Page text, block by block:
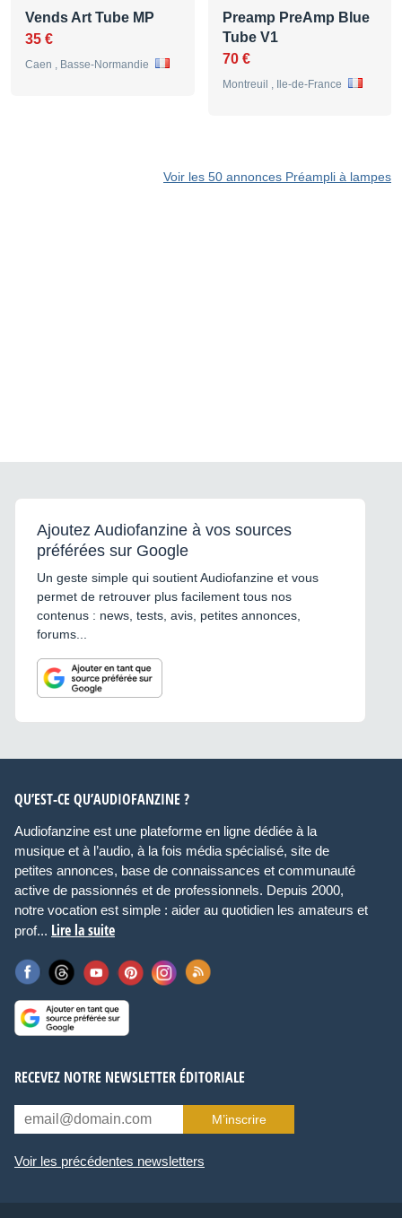
Vends Art Tube MP
35 €
Caen , Basse-Normandie
Preamp PreAmp Blue
Tube V1
70 €
Montreuil , Ile-de-France
Voir les 50 annonces Préampli à lampes
Ajoutez Audiofanzine à vos sources
préférées sur Google
Un geste simple qui soutient Audiofanzine et vous
permet de retrouver plus facilement tous nos
contenus : news, tests, avis, petites annonces,
forums...
QU’EST-CE QU’AUDIOFANZINE ?
Audiofanzine est une plateforme en ligne dédiée à la
musique et à l’audio, à la fois média spécialisé, site de
petites annonces, base de connaissances et communauté
active de passionnés et de professionnels. Depuis 2000,
notre vocation est simple : aider au quotidien les amateurs et
prof... Lire la suite
RECEVEZ NOTRE NEWSLETTER ÉDITORIALE
M’inscrire
Voir les précédentes newsletters